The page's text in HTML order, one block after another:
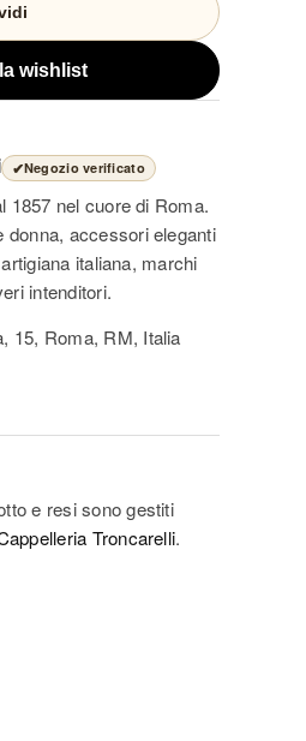
wishlist
✔Negozio verificato
1857 nel cuore di Roma.
donna, accessori eleganti
italiana, marchi
intenditori.
15, Roma, RM, Italia
e resi sono gestiti
Troncarelli.